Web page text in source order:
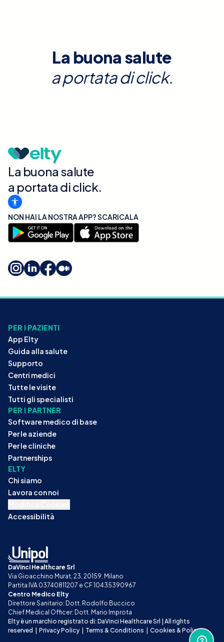
La buona salute
a portata di click.
La buona salute
a portata di click.
NON HAI LA NOSTRA APP? SCARICALA
PER I PAZIENTI
App Elty
Guida alla salute
Supporto
Centri medici
Tutte le visite
Tutti gli specialisti
PER I PARTNER
Software medico di base
Per le aziende
Per le cliniche
Partnerships
ELTY
Chi siamo
Lavora con noi
Accessibilità
DaVinci Healthcare Srl
Via Gioacchino Murat, 23, 20159, Milano
Partita IVA 03740811207 e CF 10435390967
Centro Medico Elty
Direttore Sanitario: Dott. Rodolfo Buccico
Chief Medical Officer: Dott. Mario Improta
Elty è un marchio registrato di: DaVinci Healthcare Srl | All rights
reserved | Privacy Policy | Terms & Conditions | Cookies & Policy